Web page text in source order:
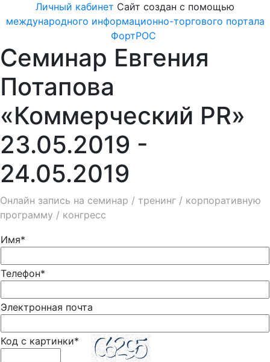
Личный кабинет Сайт создан с помощью
международного информационно-торгового портала
ФортРОС
Семинар Евгения
Потапова
«Коммерческий PR»
23.05.2019 -
24.05.2019
Онлайн запись на семинар / тренинг / корпоративную
программу / конгресс
Имя*
Телефон*
Электронная почта
Код с картинки*